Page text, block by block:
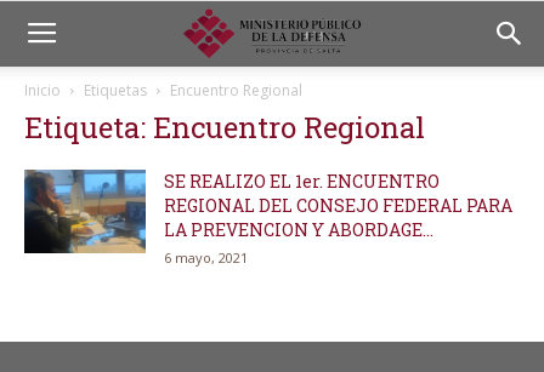
Inicio Etiquetas Encuentro Regional
Etiqueta: Encuentro Regional
SE REALIZO EL 1er. ENCUENTRO
REGIONAL DEL CONSEJO FEDERAL PARA
LA PREVENCION Y ABORDAGE...
6 mayo, 2021